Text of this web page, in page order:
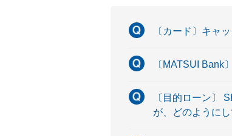
〔カード〕キャ
〔MATSUI Bank
〔目的ローン〕
が、どのように